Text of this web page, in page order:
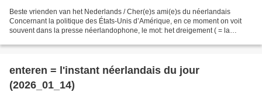
Beste vrienden van het Nederlands / Cher(e)s ami(e)s du néerlandais
Concernant la politique des États-Unis d’Amérique, en ce moment on voit
souvent dans la presse néerlandophone, le mot: het dreigement ( = la
https://upload.wikimedia.org/wikipedia/commons/0/07/Nl-dreigement.ogg)...
enteren = l'instant néerlandais du jour
(2026_01_14)